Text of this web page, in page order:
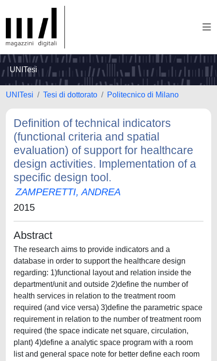
UNITesi
UNITesi Tesi di dottorato Politecnico di Milano
Definition of technical indicators
(functional criteria and spatial
evaluation) of support for healthcare
design activities. Implementation of a
specific design tool.
ZAMPERETTI, ANDREA
2015
Abstract
The research aims to provide indicators and a
database in order to support the healthcare design
regarding: 1)functional layout and relation inside the
department/unit and outside 2)define the number of
health services in relation to the treatment room
required (and vice versa) 3)define the parametric space
requirement in relation to the number of treatment room
required (the space indicate net square, circulation,
plant) 4)define a analytic space program with a room
list and general space note for better define each room